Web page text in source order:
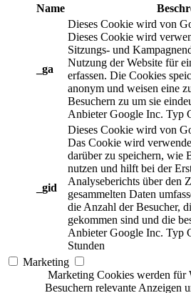
Name
_ga
Dieses Cookie wird von
Dieses Cookie wird
Sitzungs- und
Nutzung der Website für
erfassen. Die Cookies
anonym und weisen eine
Besuchern zu um sie
Anbieter Google Inc. Typ
_gid
Dieses Cookie wird von
Das Cookie wird
darüber zu speichern, wie
nutzen und hilft bei der
Analyseberichts über den
gesammelten Daten
die Anzahl der Besucher,
gekommen sind und die
Anbieter Google Inc. Typ
Stunden
Marketing
Marketing Cookies werden für
Besuchern relevante Anzeigen